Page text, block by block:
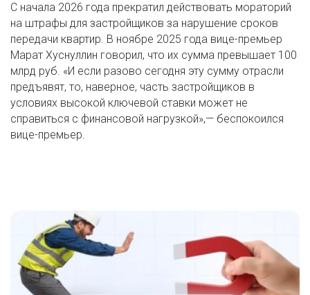
С начала 2026 года прекратил действовать мораторий
на штрафы для застройщиков за нарушение сроков
передачи квартир. В ноябре 2025 года вице-премьер
Марат Хуснуллин говорил, что их сумма превышает 100
млрд руб. «И если разово сегодня эту сумму отрасли
предъявят, то, наверное, часть застройщиков в
условиях высокой ключевой ставки может не
справиться с финансовой нагрузкой»,— беспокоился
вице-премьер.